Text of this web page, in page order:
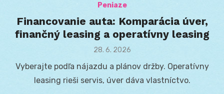
Peniaze
Financovanie auta: Komparácia úver,
finančný leasing a operatívny leasing
Posted
28. 6. 2026
Vyberajte podľa nájazdu a plánov držby. Operatívny
leasing rieši servis, úver dáva vlastníctvo.